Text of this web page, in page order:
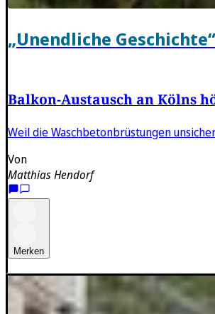
„Unendliche Geschichte“
Balkon-Austausch an Kölns
Weil die Waschbetonbrüstungen
Von
Matthias Hendorf
Merken